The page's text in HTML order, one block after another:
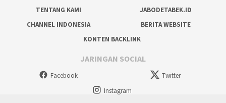
TENTANG KAMI
JABODETABEK.ID
CHANNEL INDONESIA
BERITA WEBSITE
KONTEN BACKLINK
JARINGAN SOCIAL
Facebook
Twitter
Instagram